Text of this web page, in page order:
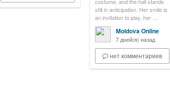
still in anticipation. Her smile is
an invitation to play, her …
Moldova Online
7 дней(я) назад
нет комментариев